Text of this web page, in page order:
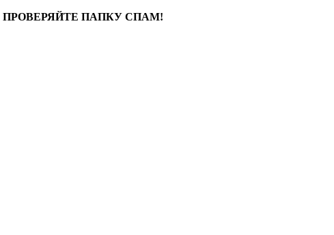
ПРОВЕРЯЙТЕ ПАПКУ СПАМ!